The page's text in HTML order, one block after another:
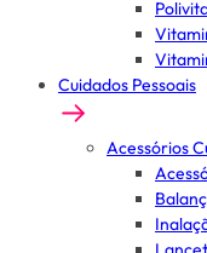
Cuidados Pessoais
Acessórios